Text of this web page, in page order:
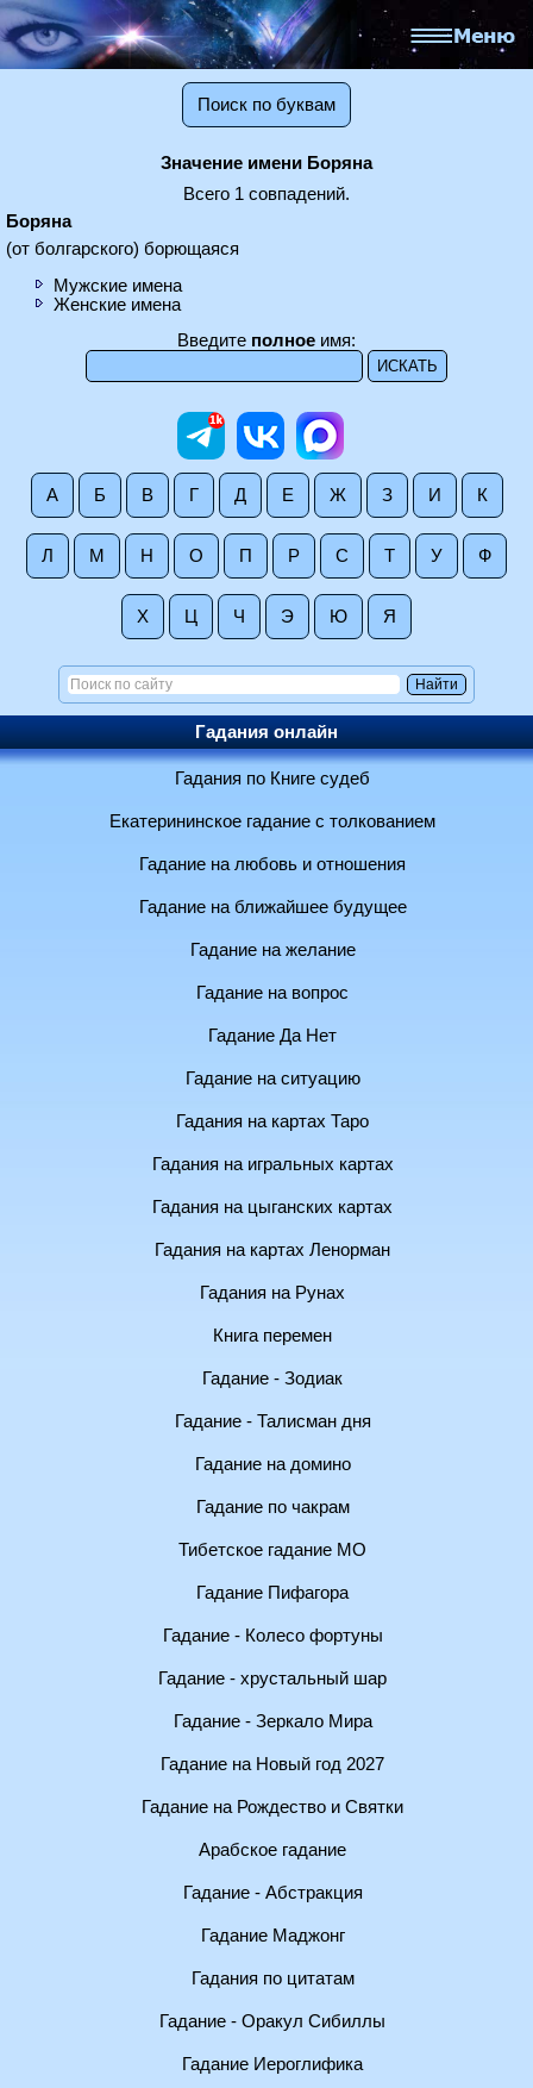
Поиск по буквам
Значение имени Боряна
Всего 1 совпадений.
Боряна
(от болгарского) борющаяся
Мужские имена
Женские имена
Введите полное имя:
А Б В Г Д Е Ж З И К
Л М Н О П Р С Т У Ф
Х Ц Ч Э Ю Я
Гадания онлайн
Гадания по Книге судеб
Екатерининское гадание с толкованием
Гадание на любовь и отношения
Гадание на ближайшее будущее
Гадание на желание
Гадание на вопрос
Гадание Да Нет
Гадание на ситуацию
Гадания на картах Таро
Гадания на игральных картах
Гадания на цыганских картах
Гадания на картах Ленорман
Гадания на Рунах
Книга перемен
Гадание - Зодиак
Гадание - Талисман дня
Гадание на домино
Гадание по чакрам
Тибетское гадание МО
Гадание Пифагора
Гадание - Колесо фортуны
Гадание - хрустальный шар
Гадание - Зеркало Мира
Гадание на Новый год 2027
Гадание на Рождество и Святки
Арабское гадание
Гадание - Абстракция
Гадание Маджонг
Гадания по цитатам
Гадание - Оракул Сибиллы
Гадание Иероглифика